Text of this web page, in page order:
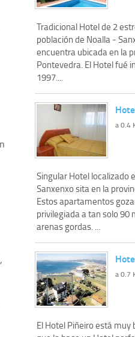
Tradicional Hotel de 2
población de Noalla -
encuentra ubicada en la
Pontevedra. El Hotel fué
1997....
a 0.4
Singular Hotel localizado
Sanxenxo sita en la
Estos apartamentos
privilegiada a tan solo 90
arenas gordas. ...
a 0.7
El Hotel Piñeiro está muy